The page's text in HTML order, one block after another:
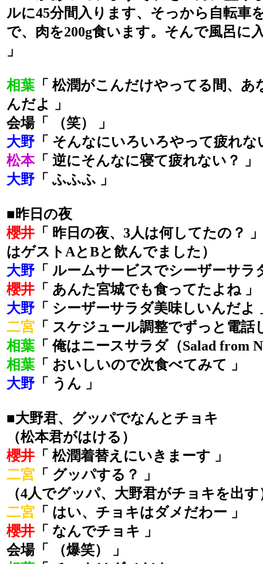
ルに45分間入ります、そっから自転車
で、肉を200g食います。そんで風呂に
」
相葉 「 松潤がこんだけやってる間、
んだよ 」
会場「 （笑） 」
大野 「 そんなにいろいろやって疲れな
松本「 逆にそんなに寝て疲れない？ 」
大野 「 ふふふ 」
■昨日の夜
櫻井 「 昨日の夜、3人は何してたの？
はゲストAとBと飲んでました）
大野 「 ルームサービスでシーザーサラ
櫻井 「 あんた宮城でも食ってたよね 」
大野 「 シーザーサラダ美味しいんだよ
二宮 「 スケジュール調整でずっと電話
相葉 「 俺はニースサラダ（Salad from
相葉 「 おいしいので次食べてみて 」
大野 「 うん 」
■大野君、グッパでなんとチョキ
（松本君がはける）
櫻井 「 松潤着替えにいきまーす 」
二宮 「 グッパする？ 」
（4人でグッパ、大野君がチョキを出す
二宮 「 はい、チョキはダメだわー 」
櫻井 「 なんでチョキ 」
会場「 （爆笑） 」